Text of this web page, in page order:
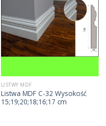
LISTWY MDF
Listwa MDF C-32 Wysokość
15;19;20;18;16;17 cm